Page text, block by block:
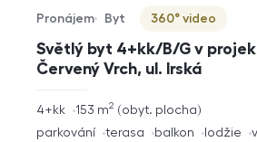
Světlý byt 4+kk/B/G v
Červený Vrch, ul. Irská
Typ nabídky
Pronájem
Typ nemovitosti
Byt
Virtuální prohlídka
360° video
rozměry
dispozice
4+kk obyt. plocha
153 m2
funkce
parkování terasa balkon lodžie